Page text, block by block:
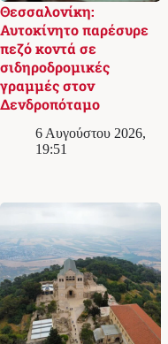
Θεσσαλονίκη:
Αυτοκίνητο παρέσυρε
πεζό κοντά σε
σιδηροδρομικές
γραμμές στον
Δενδροπόταμο
6 Αυγούστου 2026,
19:51